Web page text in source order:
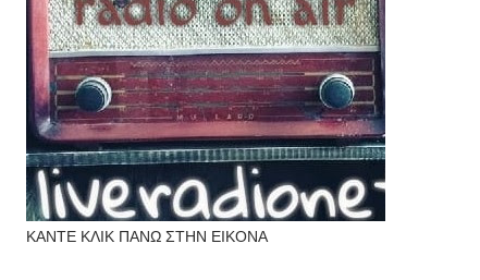
ΚΑΝΤΕ ΚΛΙΚ ΠΑΝΩ ΣΤΗΝ ΕΙΚΟΝΑ